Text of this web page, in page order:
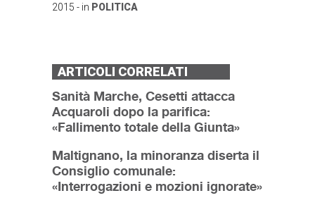
2015 - in POLITICA
ARTICOLI CORRELATI
Sanità Marche, Cesetti attacca
Acquaroli dopo la parifica:
«Fallimento totale della Giunta»
Maltignano, la minoranza diserta il
Consiglio comunale:
«Interrogazioni e mozioni ignorate»